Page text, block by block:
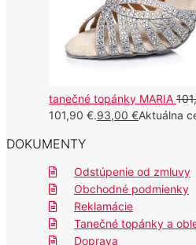
tanečné topánky MARIA
101,90 €.93,00 €Aktuálna
DOKUMENTY
Odstúpenie od zmluvy
Obchodné podmienky
Reklamácie
Tanečné topánky a
Doprava